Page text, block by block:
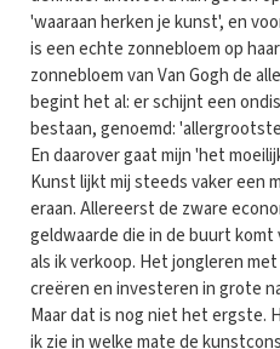
'waaraan herken je kunst', en
is een echte zonnebloem op
zonnebloem van Van Gogh de
begint het al: er schijnt een
bestaan, genoemd:
En daarover gaat mijn 'het
Kunst lijkt mij steeds vaker een
eraan. Allereerst de zware
geldwaarde die in de buurt
als ik verkoop. Het jongleren
creëren en investeren in grote
Maar dat is nog niet het ergste.
ik zie in welke mate de